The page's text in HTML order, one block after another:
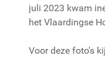
juli 2023 kwam
het Vlaardingse
Voor deze foto's